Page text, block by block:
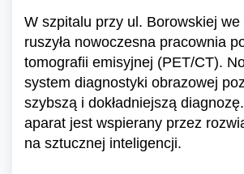
W szpitalu przy ul. Borowskiej we
ruszyła nowoczesna pracownia
tomografii emisyjnej (PET/CT).
system diagnostyki obrazowej
szybszą i dokładniejszą
aparat jest wspierany przez
na sztucznej inteligencji.